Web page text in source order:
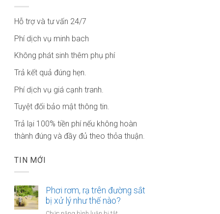
Hỗ trợ và tư vấn 24/7
Phí dịch vụ minh bach
Không phát sinh thêm phụ phí
Trả kết quả đúng hẹn.
Phí dịch vụ giá cạnh tranh.
Tuyệt đối bảo mật thông tin.
Trả lại 100% tiền phí nếu không hoàn
thành đúng và đầy đủ theo thỏa thuận.
TIN MỚI
Phơi rơm, rạ trên đường sắt
bị xử lý như thế nào?